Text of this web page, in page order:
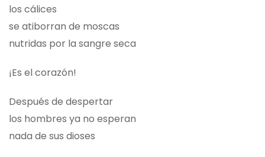
los cálices
se atiborran de moscas
nutridas por la sangre seca
¡Es el corazón!
Después de despertar
los hombres ya no esperan
nada de sus dioses